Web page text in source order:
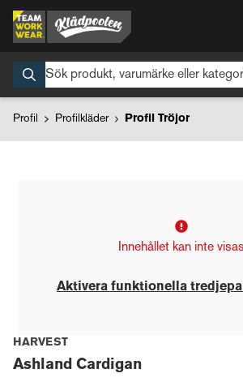
Profil Profilkläder Profil Tröjor
Innehållet kan inte visas
Aktivera funktionella
HARVEST
Ashland Cardigan